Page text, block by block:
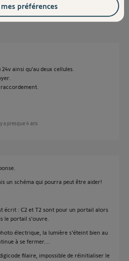
ainsi qu'au deux cellules.
a presque 4 ans
un schéma qui pourra peut être aider!
écrit : C2 et T2 sont pour un portail alors
le portail s'ouvre.
électrique, la lumière s'éteint bien au
à se fermer....
filaire, impossible de réinitialiser le
préférences